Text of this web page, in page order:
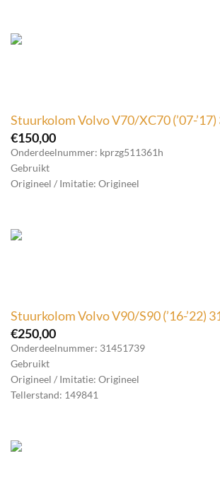
Stuurkolom Volvo V70/XC70 (’07-
€150,00
Onderdeelnummer: kprzg511361h
Gebruikt
Origineel / Imitatie: Origineel
Stuurkolom Volvo V90/S90 (’16-’22)
€250,00
Onderdeelnummer: 31451739
Gebruikt
Origineel / Imitatie: Origineel
Tellerstand: 149841